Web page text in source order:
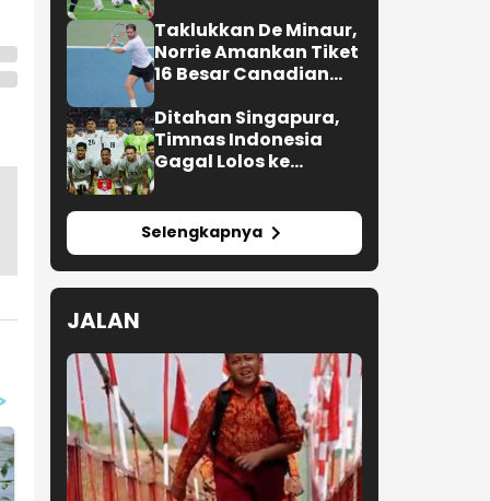
Taklukkan De Minaur,
Norrie Amankan Tiket
16 Besar Canadian
Ditahan Singapura,
Timnas Indonesia
Gagal Lolos ke
Selengkapnya
JALAN